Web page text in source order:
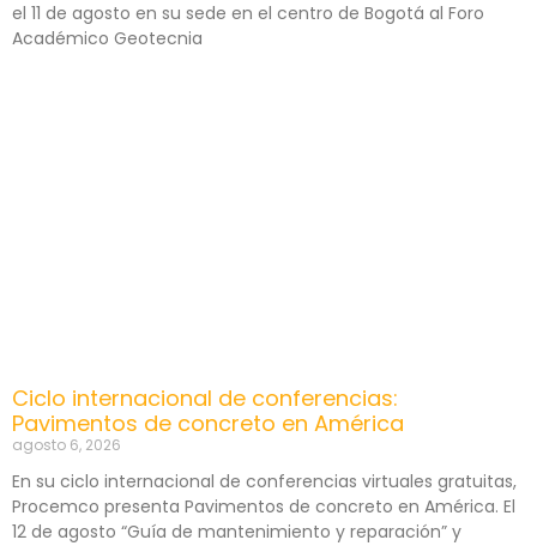
el 11 de agosto en su sede en el centro de Bogotá al Foro
Académico Geotecnia
Ciclo internacional de conferencias:
Pavimentos de concreto en América
agosto 6, 2026
En su ciclo internacional de conferencias virtuales gratuitas,
Procemco presenta Pavimentos de concreto en América. El
12 de agosto “Guía de mantenimiento y reparación” y